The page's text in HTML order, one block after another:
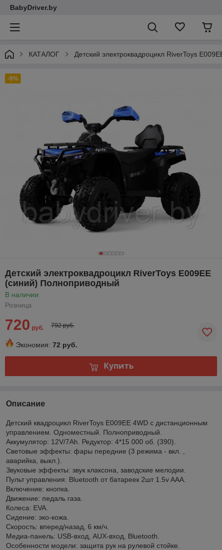
BabyDriver.by
КАТАЛОГ Детский электроквадроцикл RiverToys
-9%
Детский электроквадроцикл RiverToys E009EE
(синий) Полноприводный
В наличии
Розница
720 руб. 792 руб.
Экономия: 72 руб.
Купить
Описание
Детский квадроцикл RiverToys E009EE 4WD с дистанционным
управлением. Одноместный. Полноприводный.
Аккумулятор: 12V/7Ah. Редуктор: 4*15 000 об. (390).
Световые эффекты: фары передние (3 режима - вкл. ,
аварийка, выкл.).
Звуковые эффекты: звук клаксона, заводские мелодии.
Пульт управления: Bluetooth от батареек 2шт 1.5v AAА.
Включение: кнопка.
Движение: педаль газа.
Колеса: EVA.
Сидение: эко-кожа.
Скорость: вперед/назад, 6 км/ч.
Медиа-панель: USB-вход, AUX-вход, Bluetooth.
Особенности модели: защита рук на рулевой стойке.